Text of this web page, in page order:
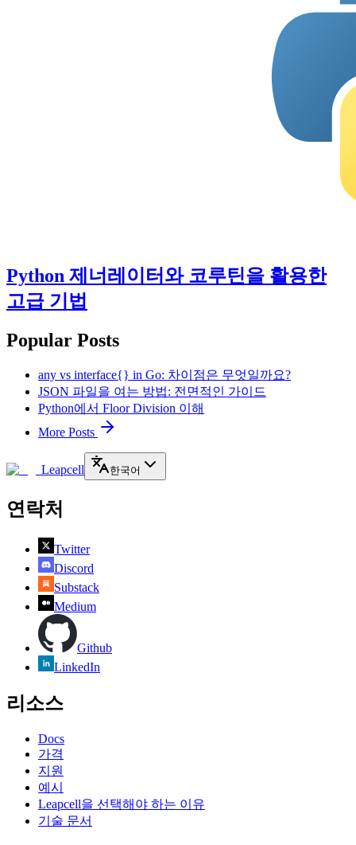
Python 제너레이터와 코루틴을 활용한
고급 기법
Popular Posts
any vs interface{} in Go: 차이점은 무엇일까요?
JSON 파일을 여는 방법: 전면적인 가이드
Python에서 Floor Division 이해
More Posts
Leapcell 한국어
연락처
Twitter
Discord
Substack
Medium
Github
LinkedIn
리소스
Docs
가격
지원
예시
Leapcell을 선택해야 하는 이유
기술 문서